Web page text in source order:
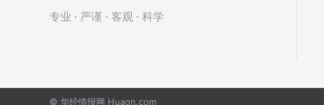
专业 · 严谨 · 客观 · 科学
© 华经情报网 Huaon.com